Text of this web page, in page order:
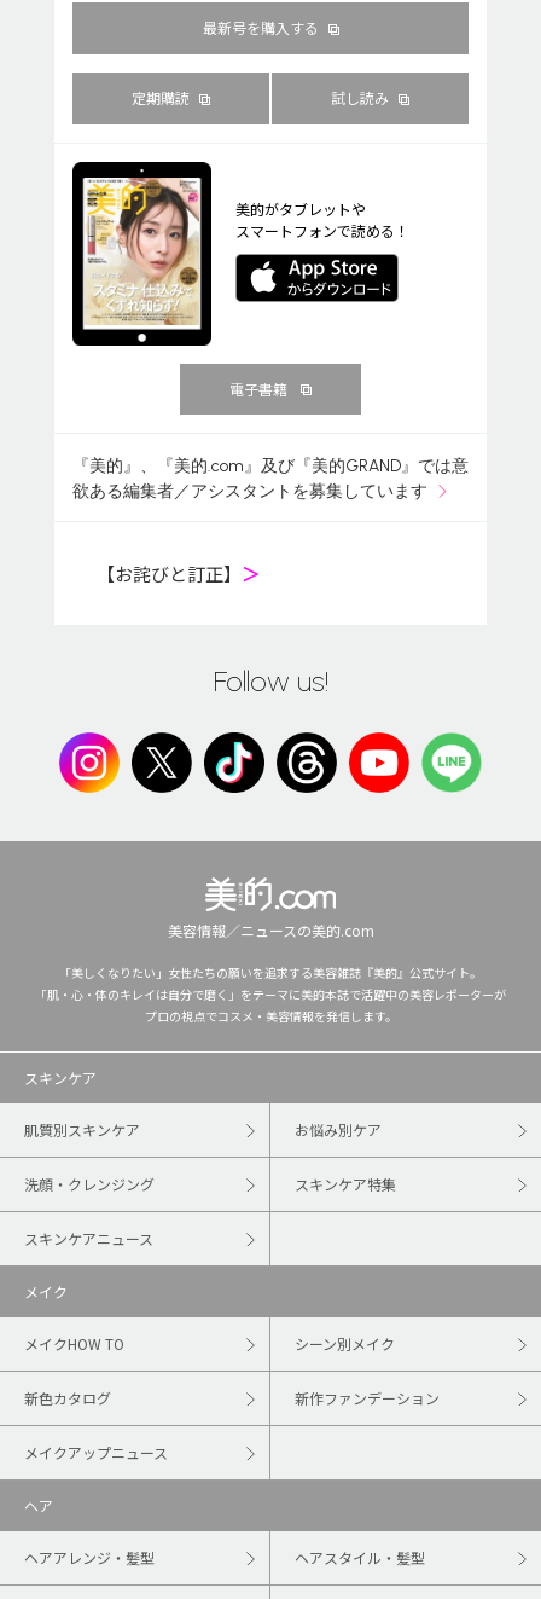
最新号を購入する
定期購読 試し読み
美的がタブレットや
スマートフォンで読める！
電子書籍
『美的』、『美的.com』及び『美的GRAND』では意
欲ある編集者／アシスタントを募集しています
【お詫びと訂正】 ＞
Follow us!
美容情報／ニュースの美的.com
「美しくなりたい」女性たちの願いを追求する美容雑誌『美的』公式サイト。
「肌・心・体のキレイは自分で磨く」をテーマに美的本誌で活躍中の美容レポーターが
プロの視点でコスメ・美容情報を発信します。
スキンケア
肌質別スキンケア お悩み別ケア
洗顔・クレンジング スキンケア特集
スキンケアニュース
メイク
メイクHOW TO シーン別メイク
新色カタログ 新作ファンデーション
メイクアップニュース
ヘア
ヘアアレンジ・髪型 ヘアスタイル・髪型